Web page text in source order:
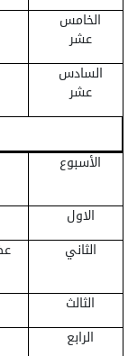
الخامس
عشر
السادس
عشر
الأسبوع
الاول
الثاني
الثالث
الرابع